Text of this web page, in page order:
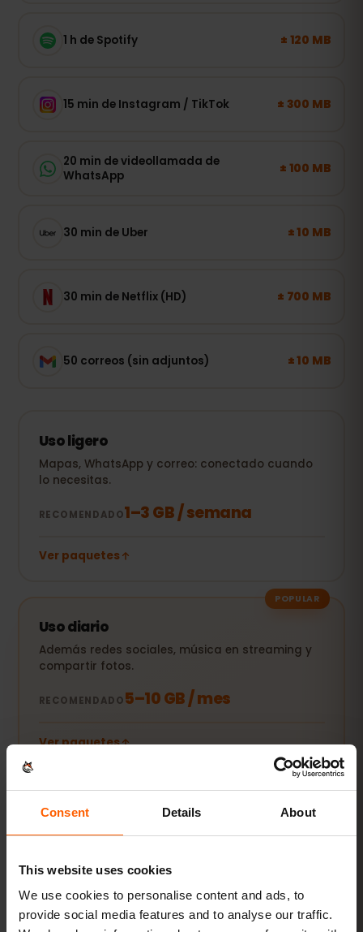
Consent Details About
This website uses cookies
We use cookies to personalise content and ads, to
provide social media features and to analyse our traffic.
1 h de Spotify ± 120 MB
15 min de Instagram / TikTok ± 300 MB
20 min de videollamada de
WhatsApp
± 100 MB
30 min de Uber ± 10 MB
30 min de Netflix (HD) ± 700 MB
50 correos (sin adjuntos) ± 10 MB
Uso ligero
Mapas, WhatsApp y correo: conectado cuando
lo necesitas.
RECOMENDADO1–3 GB / semana
Ver paquetes
POPULAR
Uso diario
Además redes sociales, música en streaming y
compartir fotos.
RECOMENDADO5–10 GB / mes
Ver paquetes
Streaming y hotspot
Vídeos, videollamadas y conexión para tu
20 GB+ o Ilimitado
Ver paquetes